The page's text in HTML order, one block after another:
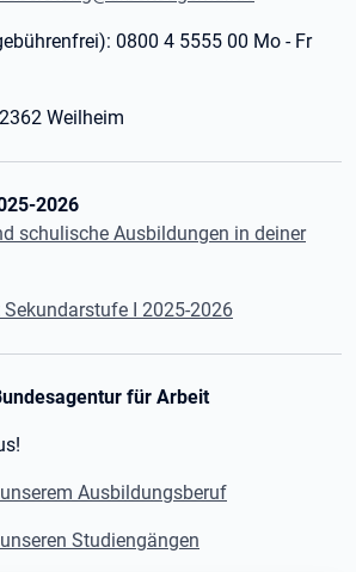
0800 4 5555 00 Mo - Fr
Weilheim
2026
schulische Ausbildungen in deiner
I 2025-2026
für Arbeit
Ausbildungsberuf
Studiengängen